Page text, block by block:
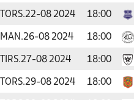
TORS.22-08 2024 18:00
MAN.26-08 2024 18:00
TIRS.27-08 2024 18:00
TORS.29-08 2024 18:00